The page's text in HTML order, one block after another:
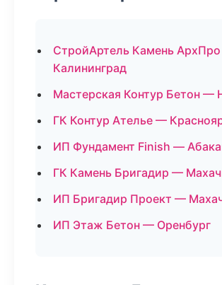
СтройАртель Камень
Калининград
Мастерская Контур Бетон —
ГК Контур Ателье —
ИП Фундамент Finish —
ГК Камень Бригадир —
ИП Бригадир Проект —
ИП Этаж Бетон — Оренбург